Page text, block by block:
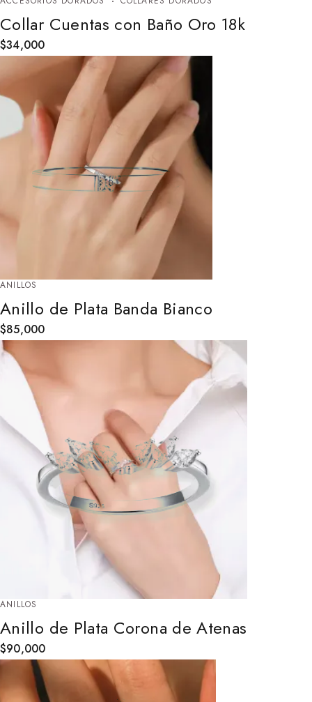
Collar Cuentas con Baño Oro 18k
$34,000
ANILLOS
Anillo de Plata Banda Bianco
$85,000
ANILLOS
Anillo de Plata Corona de Atenas
$90,000